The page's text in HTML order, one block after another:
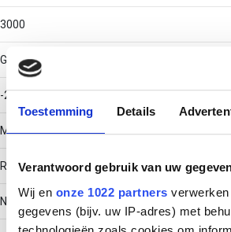
Toestemming Details
Verantwoord gebruik van uw
Wij en onze 1022 partners
gegevens (bijv. uw IP-adres) met
3000
Gebruikstemperatuur
-20 - 120
Materiaal
Roestvaststaal (RVS)
Nuttige doorsnede